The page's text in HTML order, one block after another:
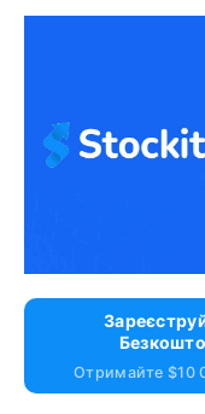
Отримайте $10